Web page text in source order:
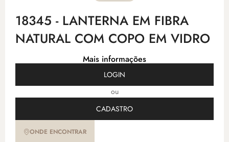
18345 - LANTERNA EM FIBRA
NATURAL COM COPO EM VIDRO
Mais informações
LOGIN
ou
CADASTRO
ONDE ENCONTRAR